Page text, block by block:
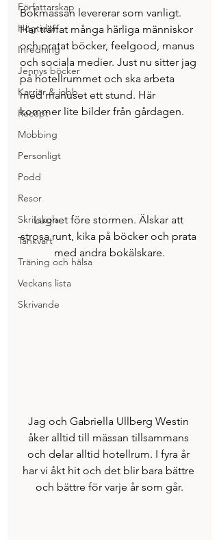
Författarskap
Högtider
Inredning
Jennys böcker
Karriär & jobb
Recept
Mobbing
Personligt
Podd
Resor
Skrivskola
Tänkvärt
Träning och hälsa
Veckans lista
Skrivande
Bokmässan levererar som vanligt.
Har träffat många härliga människor
och pratat böcker, feelgood, manus
och sociala medier. Just nu sitter jag
på hotellrummet och ska arbeta
med manuset ett stund. Här
kommer lite bilder från gårdagen.
Lugnet före stormen. Älskar att
strosa runt, kika på böcker och prata
med andra bokälskare.
Jag och Gabriella Ullberg Westin
åker alltid till mässan tillsammans
och delar alltid hotellrum. I fyra år
har vi åkt hit och det blir bara bättre
och bättre för varje år som går.